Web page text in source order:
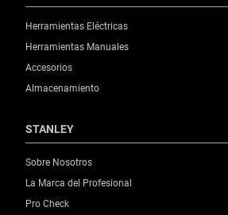
Herramientas Eléctricas
Herramientas Manuales
Accesorios
Almacenamiento
STANLEY
Sobre Nosotros
La Marca del Profesional
Pro Check